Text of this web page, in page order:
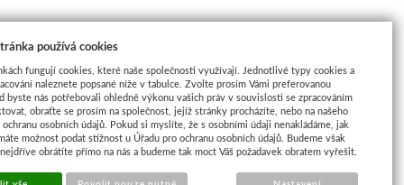
používá cookies
fungují cookies, které naše společnosti využívají. Jednotlivé typy cookies a
naleznete popsané níže v tabulce. Zvolte prosím Vámi preferovanou
byste nás potřebovali ohledně výkonu vašich práv v souvislosti se zpracováním
obraťte se prosím na společnost, jejíž stránky procházíte, nebo na našeho
osobních údajů. Pokud si myslíte, že s osobními údaji nenakládáme, jak
možnost podat stížnost u Úřadu pro ochranu osobních údajů. Budeme však
obrátíte přímo na nás a budeme tak moct Váš požadavek obratem vyřešit.